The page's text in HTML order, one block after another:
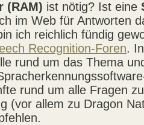
(RAM) ist nötig? Ist eine
im Web für Antworten
ich reichlich fündig
Recognition-Foren.
rund um das Thema
rund um alle Fragen
(vor allem zu Dragon